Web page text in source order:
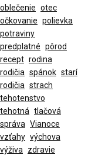
oblečenie otec
očkovanie polievka
potraviny
predplatné pôrod
recept rodina
rodičia spánok starí
rodičia strach
tehotenstvo
tehotná tlačová
správa Vianoce
vzťahy výchova
výživa
zdravie